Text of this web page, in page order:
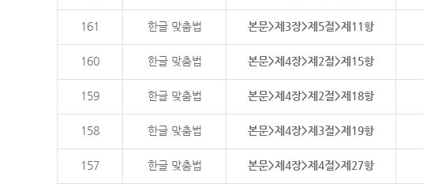
161 한글 맞춤법 본문>제3장>제5절>제11항
160 한글 맞춤법 본문>제4장>제2절>제15항
159 한글 맞춤법 본문>제4장>제2절>제18항
158 한글 맞춤법 본문>제4장>제3절>제19항
157 한글 맞춤법 본문>제4장>제4절>제27항